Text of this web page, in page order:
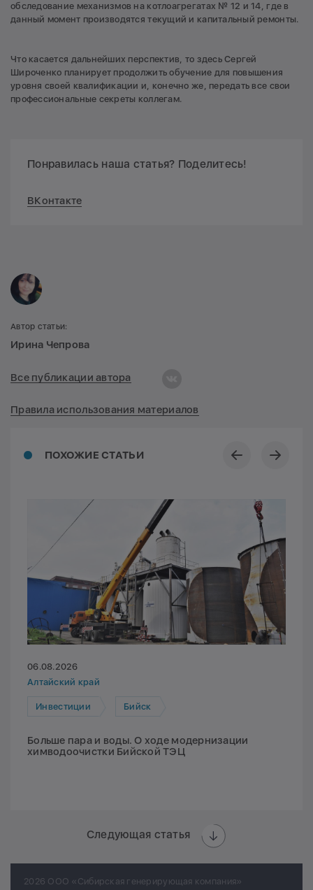
обследование механизмов на котлоагрегатах № 12 и 14, где в
данный момент производятся текущий и капитальный ремонты.
Что касается дальнейших перспектив, то здесь Сергей
Широченко планирует продолжить обучение для повышения
уровня своей квалификации и, конечно же, передать все свои
профессиональные секреты коллегам.
Понравилась наша статья? Поделитесь!
ВКонтакте
ПОХОЖИЕ СТАТЬИ
06.08.2026
Алтайский край
Инвестиции Бийск
Больше пара и воды. О ходе модернизации
химводоочистки Бийской ТЭЦ
Следующая статья
Автор статьи:
Ирина Чепрова
Все публикации автора
Правила использования материалов
2026 ООО «Сибирская генерирующая компания»